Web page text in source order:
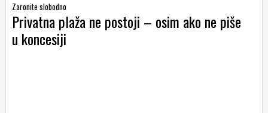
Zaronite slobodno
Privatna plaža ne postoji – osim ako ne piše
u koncesiji